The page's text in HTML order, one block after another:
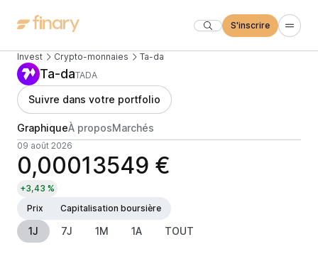
S'inscrire
Invest Crypto-monnaies Ta-da
Ta-daTADA
Suivre dans votre portfolio
GraphiqueÀ proposMarchés
09 août 2026
0,00013549 €
+3,43 %
Prix
Capitalisation boursière
1J 7J 1M 1A TOUT